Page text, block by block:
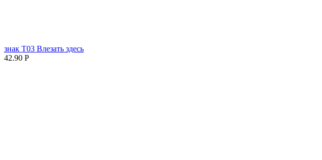
знак T03 Влезать здесь
42.90 Р